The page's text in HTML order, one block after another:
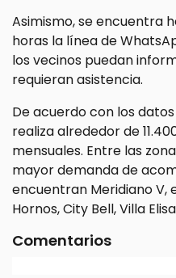
Asimismo, se encuentra
horas la línea de
los vecinos puedan
requieran asistencia.
De acuerdo con los
realiza alrededor de
mensuales. Entre las
mayor demanda de
encuentran Meridiano V,
Hornos, City Bell, Villa
Comentarios